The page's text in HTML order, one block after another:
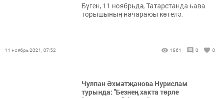
Бүген, 11 ноябрьдә, Татарстанда һава
торышының начараюы көтелә.
11 ноябрь 2021, 07:52 1861 0 0
Чулпан Әхмәтҗанова Нурислам
турында: "Безнең хакта төрле